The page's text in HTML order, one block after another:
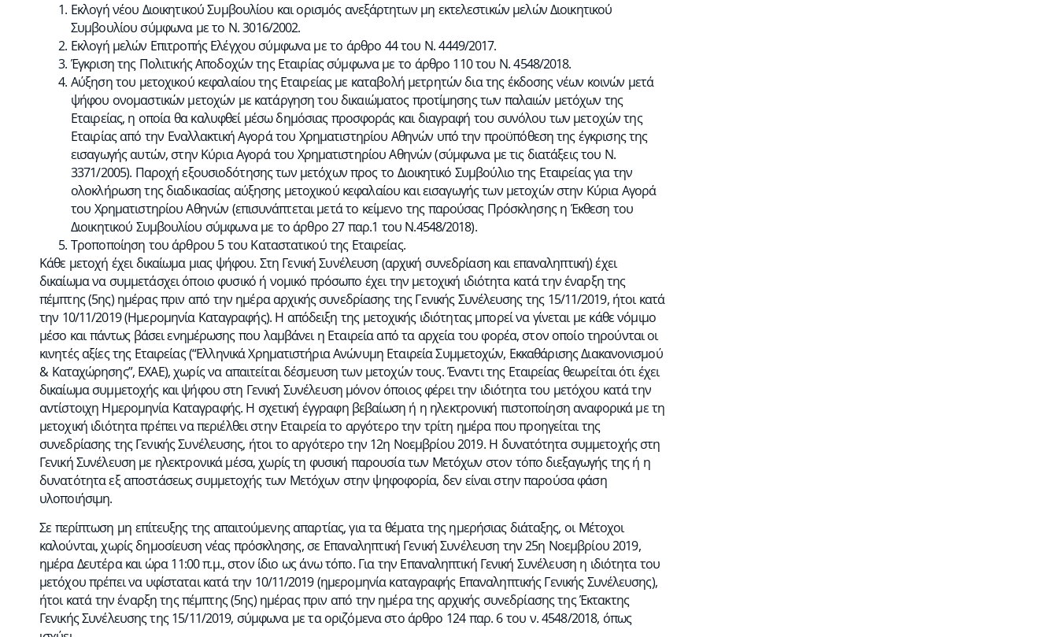
Εκλογή νέου Διοικητικού Συμβουλίου και ορισμός ανεξάρτητων μη εκτελεστικών μελών Διοικητικού
Συμβουλίου σύμφωνα με το Ν. 3016/2002.
Εκλογή μελών Επιτροπής Ελέγχου σύμφωνα με το άρθρο 44 του Ν. 4449/2017.
Έγκριση της Πολιτικής Αποδοχών της Εταιρίας σύμφωνα με το άρθρο 110 του Ν. 4548/2018.
Αύξηση του μετοχικού κεφαλαίου της Εταιρείας με καταβολή μετρητών δια της έκδοσης νέων κοινών μετά
ψήφου ονομαστικών μετοχών με κατάργηση του δικαιώματος προτίμησης των παλαιών μετόχων της
Εταιρείας, η οποία θα καλυφθεί μέσω δημόσιας προσφοράς και διαγραφή του συνόλου των μετοχών της
Εταιρίας από την Εναλλακτική Αγορά του Χρηματιστηρίου Αθηνών υπό την προϋπόθεση της έγκρισης της
εισαγωγής αυτών, στην Κύρια Αγορά του Χρηματιστηρίου Αθηνών (σύμφωνα με τις διατάξεις του Ν.
3371/2005). Παροχή εξουσιοδότησης των μετόχων προς το Διοικητικό Συμβούλιο της Εταιρείας για την
ολοκλήρωση της διαδικασίας αύξησης μετοχικού κεφαλαίου και εισαγωγής των μετοχών στην Κύρια Αγορά
του Χρηματιστηρίου Αθηνών (επισυνάπτεται μετά το κείμενο της παρούσας Πρόσκλησης η Έκθεση του
Διοικητικού Συμβουλίου σύμφωνα με το άρθρο 27 παρ.1 του Ν.4548/2018).
Τροποποίηση του άρθρου 5 του Καταστατικού της Εταιρείας.
Κάθε μετοχή έχει δικαίωμα μιας ψήφου. Στη Γενική Συνέλευση (αρχική συνεδρίαση και επαναληπτική) έχει
δικαίωμα να συμμετάσχει όποιο φυσικό ή νομικό πρόσωπο έχει την μετοχική ιδιότητα κατά την έναρξη της
πέμπτης (5ης) ημέρας πριν από την ημέρα αρχικής συνεδρίασης της Γενικής Συνέλευσης της 15/11/2019, ήτοι κατά
την 10/11/2019 (Ημερομηνία Καταγραφής). Η απόδειξη της μετοχικής ιδιότητας μπορεί να γίνεται με κάθε νόμιμο
μέσο και πάντως βάσει ενημέρωσης που λαμβάνει η Εταιρεία από τα αρχεία του φορέα, στον οποίο τηρούνται οι
κινητές αξίες της Εταιρείας (“Ελληνικά Χρηματιστήρια Ανώνυμη Εταιρεία Συμμετοχών, Εκκαθάρισης Διακανονισμού
& Καταχώρησης”, ΕΧΑΕ), χωρίς να απαιτείται δέσμευση των μετοχών τους. Έναντι της Εταιρείας θεωρείται ότι έχει
δικαίωμα συμμετοχής και ψήφου στη Γενική Συνέλευση μόνον όποιος φέρει την ιδιότητα του μετόχου κατά την
αντίστοιχη Ημερομηνία Καταγραφής. Η σχετική έγγραφη βεβαίωση ή η ηλεκτρονική πιστοποίηση αναφορικά με τη
μετοχική ιδιότητα πρέπει να περιέλθει στην Εταιρεία το αργότερο την τρίτη ημέρα που προηγείται της
συνεδρίασης της Γενικής Συνέλευσης, ήτοι το αργότερο την 12η Νοεμβρίου 2019. Η δυνατότητα συμμετοχής στη
Γενική Συνέλευση με ηλεκτρονικά μέσα, χωρίς τη φυσική παρουσία των Μετόχων στον τόπο διεξαγωγής της ή η
δυνατότητα εξ αποστάσεως συμμετοχής των Μετόχων στην ψηφοφορία, δεν είναι στην παρούσα φάση
υλοποιήσιμη.
Σε περίπτωση μη επίτευξης της απαιτούμενης απαρτίας, για τα θέματα της ημερήσιας διάταξης, οι Μέτοχοι
καλούνται, χωρίς δημοσίευση νέας πρόσκλησης, σε Επαναληπτική Γενική Συνέλευση την 25η Νοεμβρίου 2019,
ημέρα Δευτέρα και ώρα 11:00 π.μ., στον ίδιο ως άνω τόπο. Για την Επαναληπτική Γενική Συνέλευση η ιδιότητα του
μετόχου πρέπει να υφίσταται κατά την 10/11/2019 (ημερομηνία καταγραφής Επαναληπτικής Γενικής Συνέλευσης),
ήτοι κατά την έναρξη της πέμπτης (5ης) ημέρας πριν από την ημέρα της αρχικής συνεδρίασης της Έκτακτης
Γενικής Συνέλευσης της 15/11/2019, σύμφωνα με τα οριζόμενα στο άρθρο 124 παρ. 6 του ν. 4548/2018, όπως